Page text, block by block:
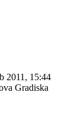
2011, 15:44
Gradiska